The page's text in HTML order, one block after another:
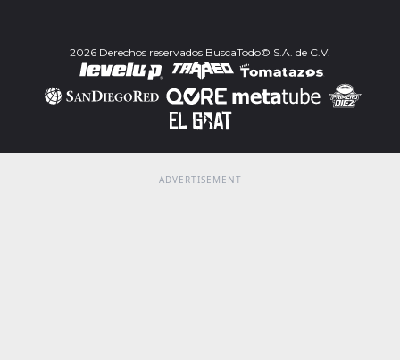
2026 Derechos reservados BuscaTodo© S.A. de C.V.